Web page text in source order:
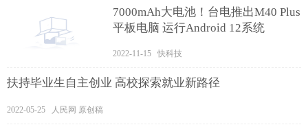
7000mAh大电池！台电推出M40 Plus
平板电脑 运行Android 12系统
2022-11-15 快科技
扶持毕业生自主创业 高校探索就业新路径
2022-05-25 人民网 原创稿